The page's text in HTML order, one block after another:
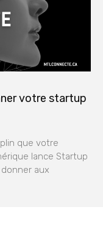
votre startup
que votre
lance Startup
aux